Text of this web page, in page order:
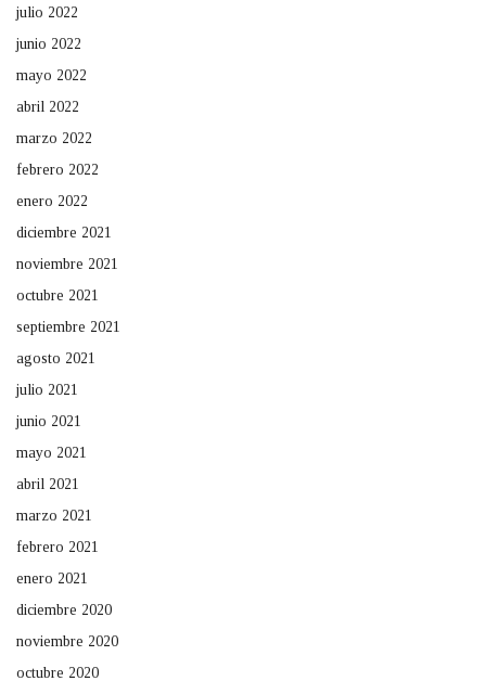
julio 2022
junio 2022
mayo 2022
abril 2022
marzo 2022
febrero 2022
enero 2022
diciembre 2021
noviembre 2021
octubre 2021
septiembre 2021
agosto 2021
julio 2021
junio 2021
mayo 2021
abril 2021
marzo 2021
febrero 2021
enero 2021
diciembre 2020
noviembre 2020
octubre 2020